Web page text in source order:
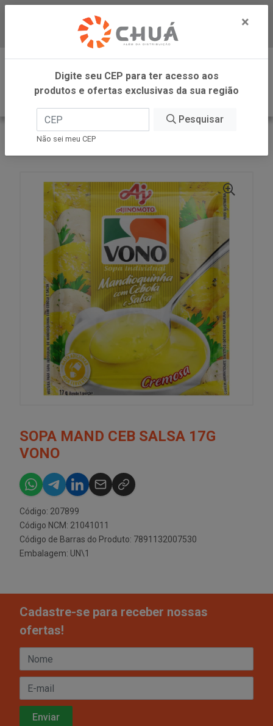
Baixe já nosso APP
0
INÍCIO
AJINOMOTO
SOPA MAND CEB SALSA 17G
VONO
Código: 207899
Código NCM: 21041011
Código de Barras do Produto: 7891132007530
Embalagem: UN\1
Cadastre-se para receber nossas
ofertas!
×
Digite seu CEP para ter acesso aos
produtos e ofertas exclusivas da sua região
Pesquisar
Não sei meu CEP